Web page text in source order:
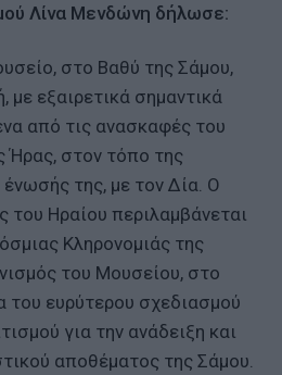
Λίνα Μενδώνη δήλωσε:
στο Βαθύ της Σάμου,
με εξαιρετικά σημαντικά
από τις ανασκαφές του
Ήρας, στον τόπο της
ένωσής της, με τον Δία. Ο
του Ηραίου περιλαμβάνεται
Κληρονομιάς της
του Μουσείου, στο
του ευρύτερου σχεδιασμού
για την ανάδειξη και
αποθέματος της Σάμου.